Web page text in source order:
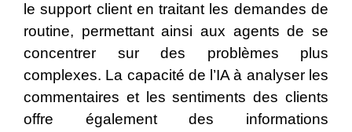
le support client en traitant les demandes de
routine, permettant ainsi aux agents de se
concentrer sur des problèmes plus
complexes. La capacité de l’IA à analyser les
commentaires et les sentiments des clients
offre également des informations